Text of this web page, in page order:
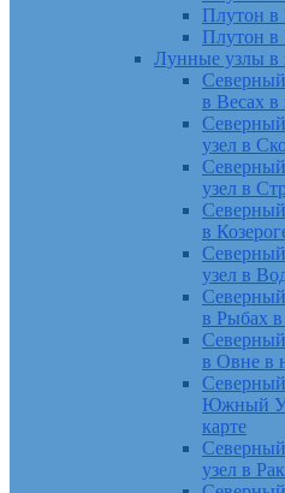
Плутон в
Плутон в
Лунные узлы в
в Весах в
узел в
узел в
в
узел в
в Рыбах в
в Овне в
Южный
карте
узел в